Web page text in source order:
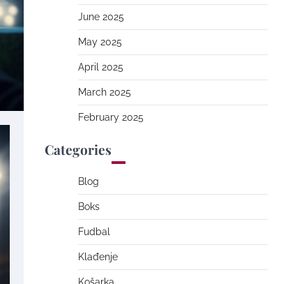
June 2025
May 2025
April 2025
March 2025
February 2025
Categories
Blog
Boks
Fudbal
Klađenje